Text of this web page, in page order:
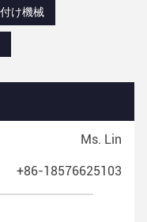
け機械
Ms. Lin
+86-18576625103